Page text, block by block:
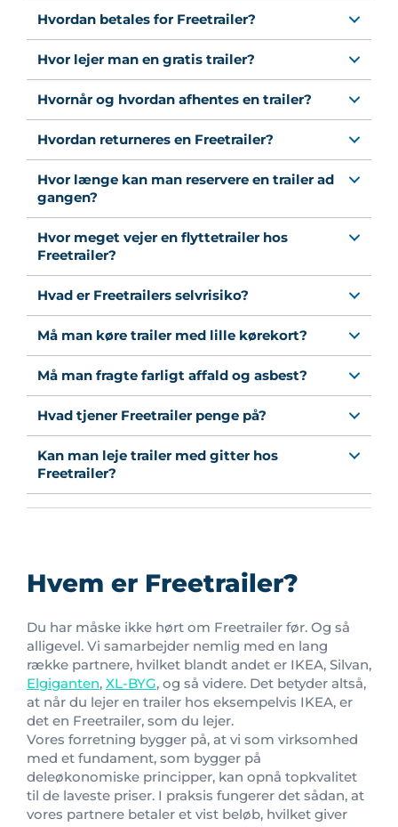
Hvordan betales for Freetrailer?
Hvor lejer man en gratis trailer?
Hvornår og hvordan afhentes en trailer?
Hvordan returneres en Freetrailer?
Hvor længe kan man reservere en trailer ad
gangen?
Hvor meget vejer en flyttetrailer hos
Freetrailer?
Hvad er Freetrailers selvrisiko?
Må man køre trailer med lille kørekort?
Må man fragte farligt affald og asbest?
Hvad tjener Freetrailer penge på?
Kan man leje trailer med gitter hos
Freetrailer?
Hvem er Freetrailer?
Du har måske ikke hørt om Freetrailer før. Og så
alligevel. Vi samarbejder nemlig med en lang
række partnere, hvilket blandt andet er IKEA, Silvan,
Elgiganten, XL-BYG, og så videre. Det betyder altså,
at når du lejer en trailer hos eksempelvis IKEA, er
det en Freetrailer, som du lejer.
Vores forretning bygger på, at vi som virksomhed
med et fundament, som bygger på
deleøkonomiske principper, kan opnå topkvalitet
til de laveste priser. I praksis fungerer det sådan, at
vores partnere betaler et vist beløb, hvilket giver